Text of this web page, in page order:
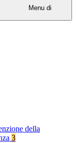
Menu di
della
3